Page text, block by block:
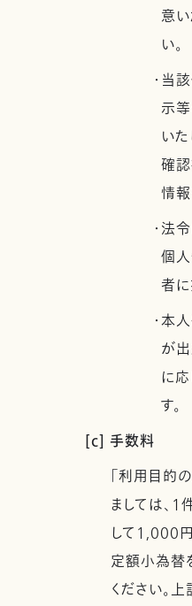
意
い。
・当
示
い
確
情報
・法
個
者に
・本
が
に
す。
[c] 手数料
「利用目的
ましては、
して1,000
定額小為替
ください。